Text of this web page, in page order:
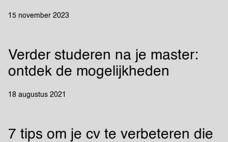
15 november 2023
Verder studeren na je master:
ontdek de mogelijkheden
18 augustus 2021
7 tips om je cv te verbeteren die